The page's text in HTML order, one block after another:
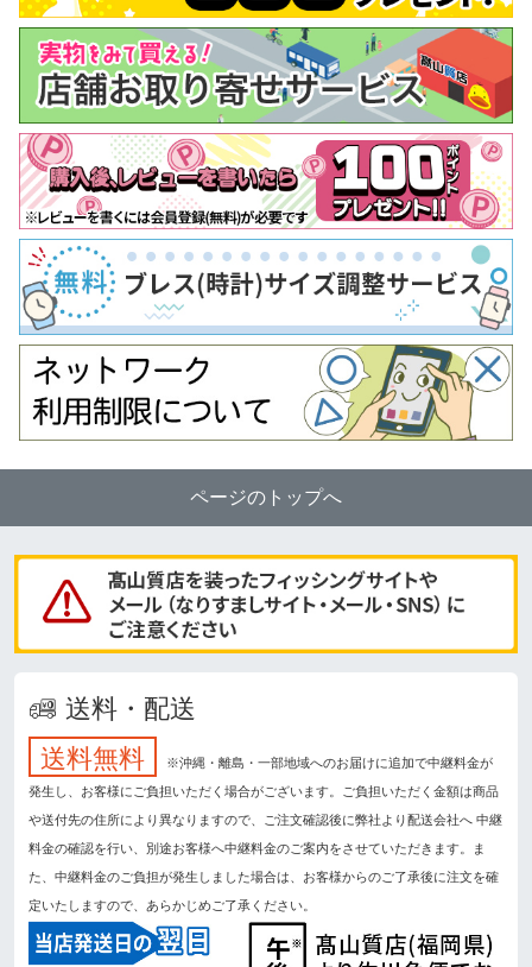
ページのトップへ
送料・配送
送料無料
※沖縄・離島・一部地域へのお届けに追加で中継料金が
発生し、お客様にご負担いただく場合がございます。ご負担いただく金額は商品
や送付先の住所により異なりますので、ご注文確認後に弊社より配送会社へ 中継
料金の確認を行い、別途お客様へ中継料金のご案内をさせていただきます。ま
た、中継料金のご負担が発生しました場合は、お客様からのご了承後に注文を確
定いたしますので、あらかじめご了承ください。